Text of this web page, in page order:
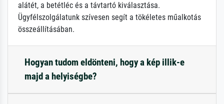
alátét, a betétléc és a távtartó kiválasztása.
Ügyfélszolgálatunk szívesen segít a tökéletes műalkotás
összeállításában.
Hogyan tudom eldönteni, hogy a kép illik-e
majd a helyiségbe?